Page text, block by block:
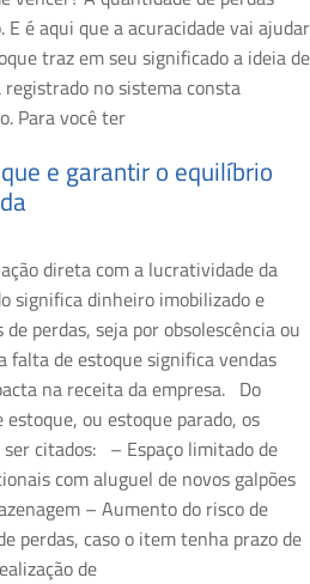
é aqui que a acuracidade vai ajudar
traz em seu significado a ideia de
no sistema consta
Para você ter
e garantir o equilíbrio
direta com a lucratividade da
significa dinheiro imobilizado e
perdas, seja por obsolescência ou
falta de estoque significa vendas
na receita da empresa. Do
ou estoque parado, os
citados: – Espaço limitado de
com aluguel de novos galpões
– Aumento do risco de
perdas, caso o item tenha prazo de
de